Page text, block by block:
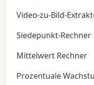
Video-zu-Bild-
Siedepunkt-Rechner
Mittelwert Rechner
Prozentuale